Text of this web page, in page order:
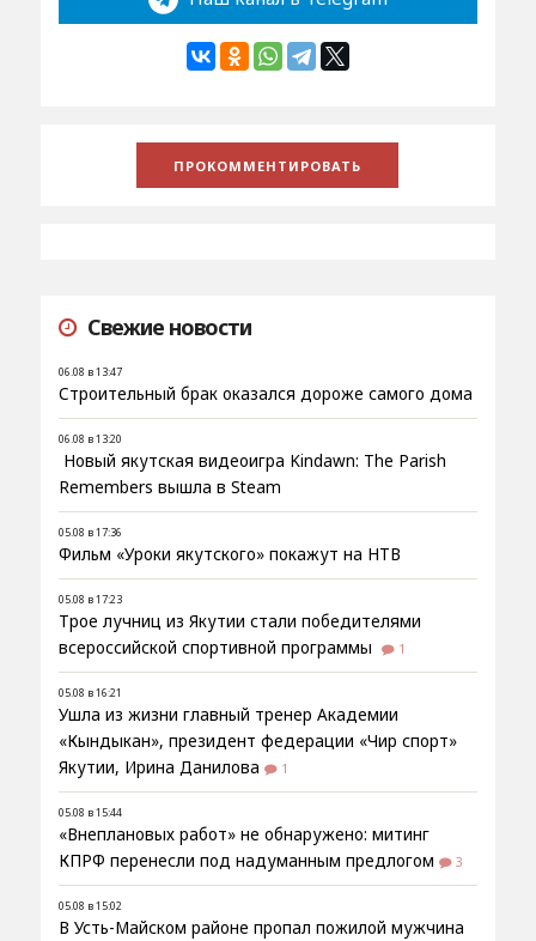
Свежие новости
06.08 в 13:47
Строительный брак оказался дороже самого дома
06.08 в 13:20
Новый якутская видеоигра Kindawn: The Parish
Remembers вышла в Steam
05.08 в 17:36
Фильм «Уроки якутского» покажут на НТВ
05.08 в 17:23
Трое лучниц из Якутии стали победителями
всероссийской спортивной программы
1
05.08 в 16:21
Ушла из жизни главный тренер Академии
«Кындыкан», президент федерации «Чир спорт»
Якутии, Ирина Данилова
1
05.08 в 15:44
«Внеплановых работ» не обнаружено: митинг
КПРФ перенесли под надуманным предлогом
3
05.08 в 15:02
В Усть-Майском районе пропал пожилой мужчина